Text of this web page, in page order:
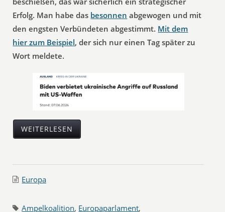
Erfolg. Man habe das besonnen abgewogen und mit
den engsten Verbündeten abgestimmt. Mit dem
hier zum Beispiel, der sich nur einen Tag später zu
Wort meldete.
WEITERLESEN
Europa
Ampelkoalition, Europaparlament,